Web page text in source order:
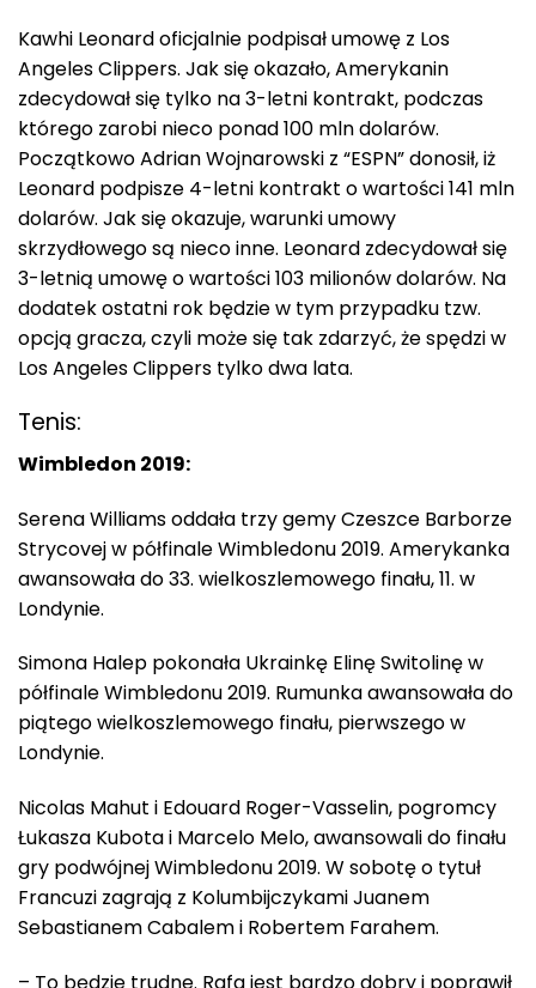
Kawhi Leonard oficjalnie podpisał umowę z Los
Angeles Clippers. Jak się okazało, Amerykanin
zdecydował się tylko na 3-letni kontrakt, podczas
którego zarobi nieco ponad 100 mln dolarów.
Początkowo Adrian Wojnarowski z “ESPN” donosił, iż
Leonard podpisze 4-letni kontrakt o wartości 141 mln
dolarów. Jak się okazuje, warunki umowy
skrzydłowego są nieco inne. Leonard zdecydował się
3-letnią umowę o wartości 103 milionów dolarów. Na
dodatek ostatni rok będzie w tym przypadku tzw.
opcją gracza, czyli może się tak zdarzyć, że spędzi w
Los Angeles Clippers tylko dwa lata.
Tenis:
Wimbledon 2019:
Serena Williams oddała trzy gemy Czeszce Barborze
Strycovej w półfinale Wimbledonu 2019. Amerykanka
awansowała do 33. wielkoszlemowego finału, 11. w
Londynie.
Simona Halep pokonała Ukrainkę Elinę Switolinę w
półfinale Wimbledonu 2019. Rumunka awansowała do
piątego wielkoszlemowego finału, pierwszego w
Londynie.
Nicolas Mahut i Edouard Roger-Vasselin, pogromcy
Łukasza Kubota i Marcelo Melo, awansowali do finału
gry podwójnej Wimbledonu 2019. W sobotę o tytuł
Francuzi zagrają z Kolumbijczykami Juanem
Sebastianem Cabalem i Robertem Farahem.